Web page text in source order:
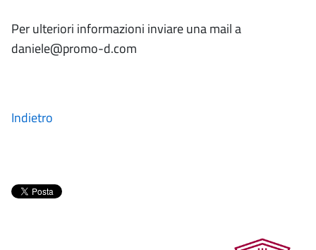
Per ulteriori informazioni inviare una mail a
daniele@promo-d.com
Indietro